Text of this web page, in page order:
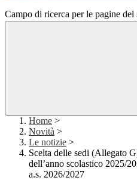
Campo di ricerca per le pagine del
Home >
Novità >
Le notizie >
Scelta delle sedi (Allegato
dell’anno scolastico 2025/
a.s. 2026/2027